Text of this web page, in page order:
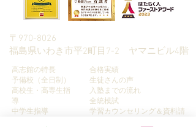
〒970-8026
​福島県いわき市平2町目7-2 ヤマニビル4階
高志館の特長
予備校（全日制）
高校生・高専生指
導
中学生指導
合格実績
生徒さんの声
入塾までの流れ
全統模試
学習カウンセリング＆資料請